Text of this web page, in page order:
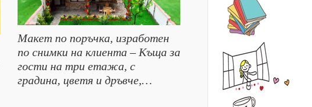
Макет по поръчка, изработен
по снимки на клиента – Къща за
гости на три етажа, с
градина, цветя и дръвче,…